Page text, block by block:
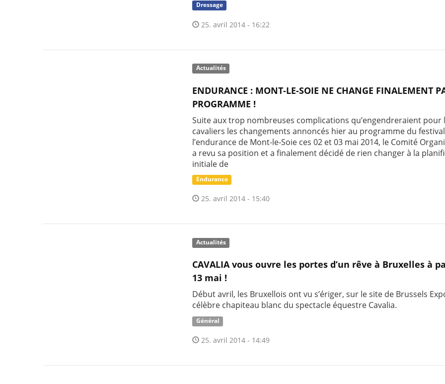
Dressage
25. avril 2014 - 16:22
Actualités
ENDURANCE : MONT-LE-SOIE NE CHANGE FINALEMENT
PROGRAMME !
Suite aux trop nombreuses complications qu’engendreraient pour
cavaliers les changements annoncés hier au programme du
l’endurance de Mont-le-Soie ces 02 et 03 mai 2014, le Comité
a revu sa position et a finalement décidé de rien changer à la
initiale de
Endurance
25. avril 2014 - 15:40
Actualités
CAVALIA vous ouvre les portes d’un rêve à Bruxelles à
13 mai !
Début avril, les Bruxellois ont vu s’ériger, sur le site de Brussels
célèbre chapiteau blanc du spectacle équestre Cavalia.
Général
25. avril 2014 - 14:49